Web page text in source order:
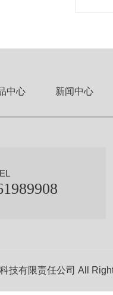
中心 新闻中心
技有限责任公司 All